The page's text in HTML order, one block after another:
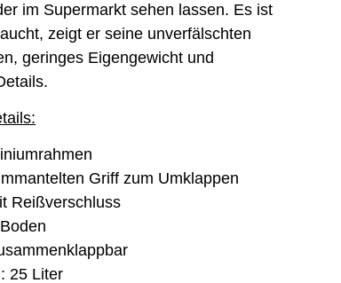
im Supermarkt sehen lassen. Es ist
zeigt er seine unverfälschten
geringes Eigengewicht und
Griff zum Umklappen
Reißverschluss
25 Liter